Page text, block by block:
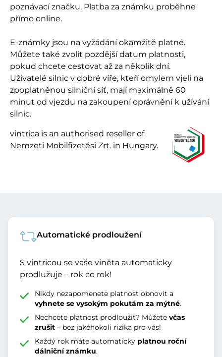
poznávací značku. Platba za známku proběhne
přímo online.
E-známky jsou na vyžádání okamžitě platné.
Můžete také zvolit pozdější datum platnosti,
pokud chcete cestovat až za několik dní.
Uživatelé silnic v dobré víře, kteří omylem vjeli na
zpoplatněnou silniční síť, mají maximálně 60
minut od vjezdu na zakoupení oprávnění k užívání
silnic.
vintrica is an authorised reseller of
Nemzeti Mobilfizetési Zrt. in Hungary.
Automatické prodloužení
S vintricou se vaše viněta automaticky
prodlužuje – rok co rok!
Nikdy nezapomenete platnost obnovit a
vyhnete se vysokým pokutám za mýtné.
Nechcete platnost prodloužit? Můžetevčas
zrušit – bez jakéhokoli rizika pro vás!
Každý rok máte automaticky platnou roční
dálniční známku.